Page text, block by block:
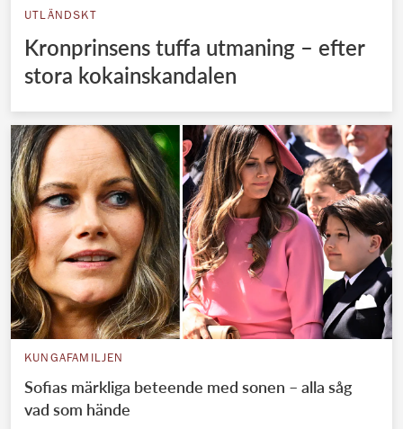
UTLÄNDSKT
Kronprinsens tuffa utmaning – efter
stora kokainskandalen
KUNGAFAMILJEN
Sofias märkliga beteende med sonen – alla såg
vad som hände